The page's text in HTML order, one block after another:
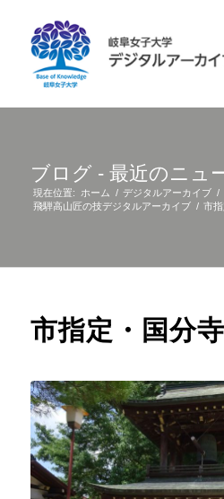
ブログ - 最近のニュ
現在位置: ホーム / デジタルアーカイブ /
飛騨高山匠の技デジタルアーカイブ / 市
市指定・国分